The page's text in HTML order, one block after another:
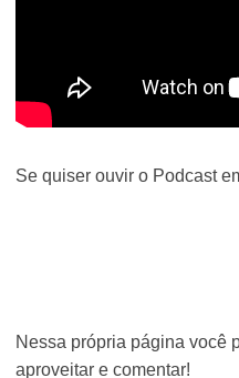
Se quiser ouvir o Podcast
Nessa própria página você
aproveitar e comentar!